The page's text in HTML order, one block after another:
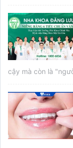
cậy mà còn là